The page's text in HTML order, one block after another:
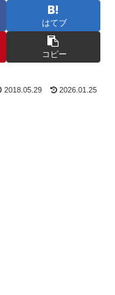
はてブ
コピー
2018.05.29 2026.01.25